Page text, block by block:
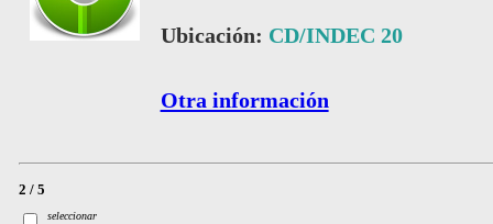
Ubicación: CD/INDEC 20
Otra información
2 / 5
seleccionar